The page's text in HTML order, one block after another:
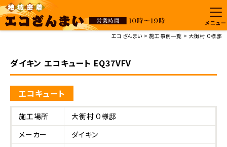
メニュー
エコざんまい
施工事例一覧 大衡村 O様邸
ダイキン エコキュート EQ37VFV
エコキュート
施工場所
大衡村 O様邸
メーカー
ダイキン